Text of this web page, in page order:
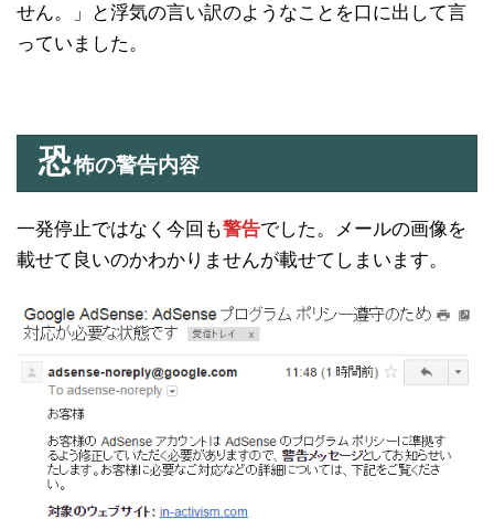
せん。」と浮気の言い訳のようなことを口に出して言
っていました。
恐怖の警告内容
一発停止ではなく今回も警告でした。メールの画像を
載せて良いのかわかりませんが載せてしまいます。